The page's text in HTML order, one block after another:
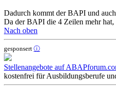
Dadurch kommt der BAPI und
Da der BAPI die 4 Zeilen mehr
Nach oben
gesponsert ⓘ
Stellenangebote auf
kostenfrei für Ausbildungsberufe